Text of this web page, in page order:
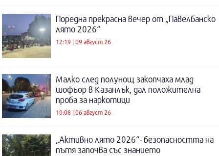
Поредна прекрасна вечер от „Павелбанско
лято 2026“
12:19 | 09 август 26
Малко след полунощ закопчаха млад
шофьор в Казанлък, дал положителна
проба за наркотици
10:08 | 06 август 26
„Активно лято 2026“- безопасността на
пътя започва със знанието